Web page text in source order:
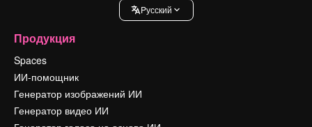
Pусский
Продукция
Spaces
ИИ-помощник
Генератор изображений ИИ
Генератор видео ИИ